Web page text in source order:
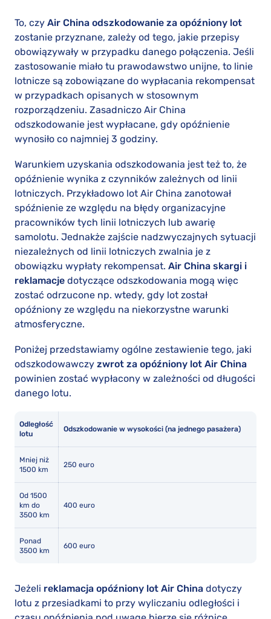
To, czy Air China odszkodowanie za opóźniony lot
zostanie przyznane, zależy od tego, jakie przepisy
obowiązywały w przypadku danego połączenia. Jeśli
zastosowanie miało tu prawodawstwo unijne, to linie
lotnicze są zobowiązane do wypłacania rekompensat
w przypadkach opisanych w stosownym
rozporządzeniu. Zasadniczo Air China
odszkodowanie jest wypłacane, gdy opóźnienie
wynosiło co najmniej 3 godziny.
Warunkiem uzyskania odszkodowania jest też to, że
opóźnienie wynika z czynników zależnych od linii
lotniczych. Przykładowo lot Air China zanotował
spóźnienie ze względu na błędy organizacyjne
pracowników tych linii lotniczych lub awarię
samolotu. Jednakże zajście nadzwyczajnych sytuacji
niezależnych od linii lotniczych zwalnia je z
obowiązku wypłaty rekompensat. Air China skargi i
reklamacje dotyczące odszkodowania mogą więc
zostać odrzucone np. wtedy, gdy lot został
opóźniony ze względu na niekorzystne warunki
atmosferyczne.
Poniżej przedstawiamy ogólne zestawienie tego, jaki
odszkodowawczy zwrot za opóźniony lot Air China
powinien zostać wypłacony w zależności od długości
danego lotu.
Odległość
lotu
Odszkodowanie w wysokości (na jednego pasażera)
Mniej niż
1500 km
250 euro
Od 1500
km do
3500 km
400 euro
Ponad
3500 km
600 euro
Jeżeli reklamacja opóźniony lot Air China dotyczy
lotu z przesiadkami to przy wyliczaniu odległości i